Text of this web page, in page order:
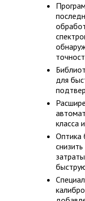
для
класса
Оптика